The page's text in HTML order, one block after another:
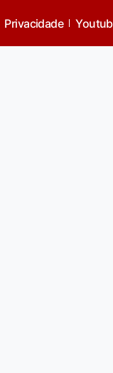
Privacidade